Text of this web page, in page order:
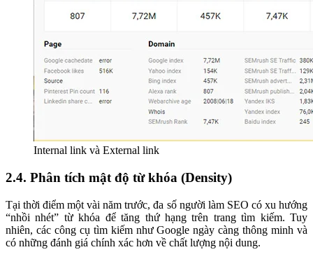
Internal link và External link
2.4. Phân tích mật độ từ khóa (Density)
Tại thời điểm một vài năm trước, đa số người làm SEO có xu hướng
“nhồi nhét” từ khóa để tăng thứ hạng trên trang tìm kiếm. Tuy
nhiên, các công cụ tìm kiếm như Google ngày càng thông minh và
có những đánh giá chính xác hơn về chất lượng nội dung.